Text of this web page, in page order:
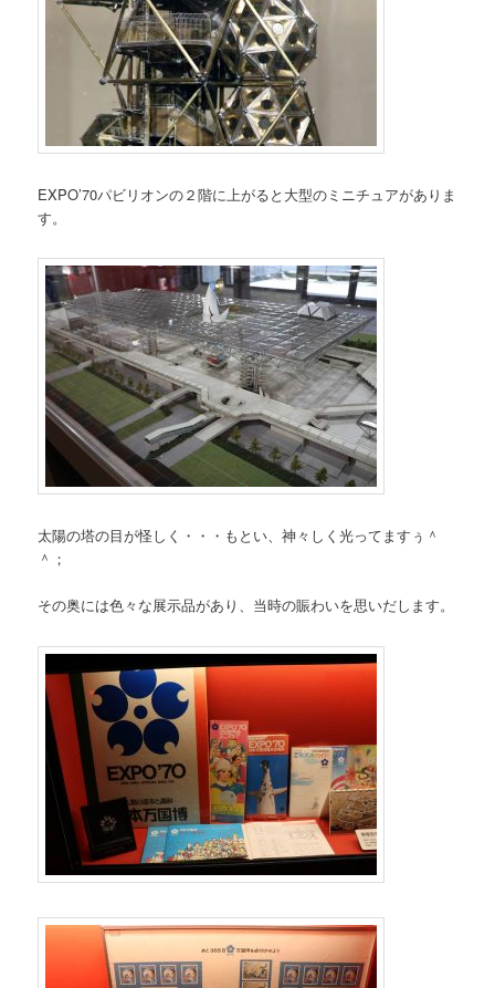
EXPO’70パビリオンの２階に上がると大型のミニチュアがありま
す。
太陽の塔の目が怪しく・・・もとい、神々しく光ってますぅ＾
＾；
その奥には色々な展示品があり、当時の賑わいを思いだします。